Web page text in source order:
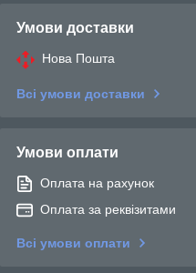
Умови доставки
Нова Пошта
Всі умови доставки
Умови оплати
Оплата на рахунок
Оплата за реквізитами
Всі умови оплати